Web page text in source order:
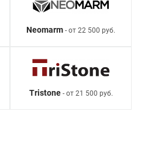
Neomarm - от 22 500 руб.
Tristone- от 21 500 руб.